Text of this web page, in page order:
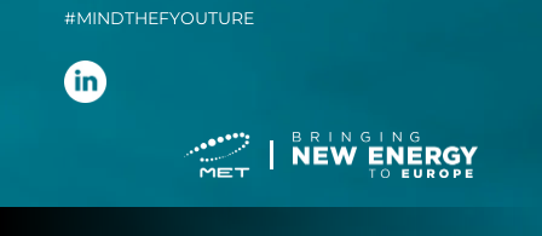
#MINDTHEFYOUTURE